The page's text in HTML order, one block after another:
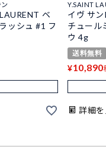
ベ
ッシュ #1 フ
Y.SAINT
イヴ サ
チュール
ウ 4g
送料無料
¥10,890
詳細を